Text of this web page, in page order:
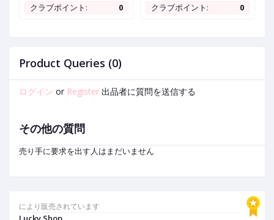
により販売されています
(1366 x 768) Display, Intel
Celeron N3350, 4GB
Gray
クラブポイント: 0
N4000-4GB - 32GB eMMC -
Silver
クラブポイント: 0
Product Queries (0)
ログイン or Register 出品者に質問を送信する
その他の質問
売り手に要求を出す人はまだいません